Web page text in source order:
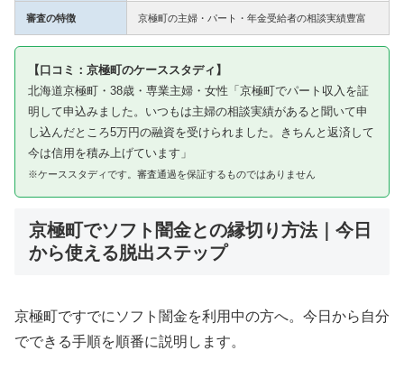
審査の特徴 京極町の主婦・パート・年金受給者の相談実績豊富
【口コミ：京極町のケーススタディ】
北海道京極町・38歳・専業主婦・女性「京極町でパート収入を証
明して申込みました。いつもは主婦の相談実績があると聞いて申
し込んだところ5万円の融資を受けられました。きちんと返済して
今は信用を積み上げています」
※ケーススタディです。審査通過を保証するものではありません
京極町でソフト闇金との縁切り方法｜今日
から使える脱出ステップ
京極町ですでにソフト闇金を利用中の方へ。今日から自分
でできる手順を順番に説明します。